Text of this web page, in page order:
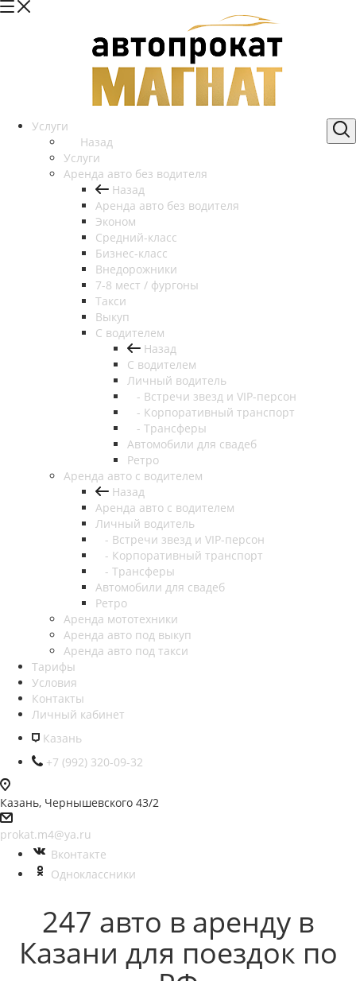
Услуги
Назад
Услуги
Аренда авто без водителя
Назад
Аренда авто без водителя
Эконом
Средний-класс
Бизнес-класс
Внедорожники
7-8 мест / фургоны
Такси
Выкуп
С водителем
Назад
С водителем
Личный водитель
- Встречи звезд и VIP-персон
- Корпоративный транспорт
- Трансферы
Автомобили для свадеб
Ретро
Аренда авто с водителем
Назад
Аренда авто с водителем
Личный водитель
- Встречи звезд и VIP-персон
- Корпоративный транспорт
- Трансферы
Автомобили для свадеб
Ретро
Аренда мототехники
Аренда авто под выкуп
Аренда авто под такси
Тарифы
Условия
Контакты
Личный кабинет
Казань
+7 (992) 320-09-32
Казань, Чернышевского 43/2
prokat.m4@ya.ru
Вконтакте
Одноклассники
247 авто в аренду в
Казани для поездок по